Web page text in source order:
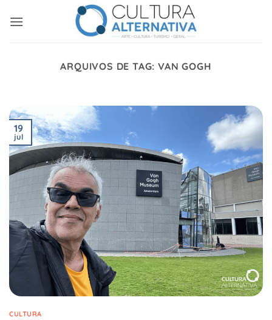
ARQUIVOS DE TAG:VAN GOGH
19
jul
CULTURA